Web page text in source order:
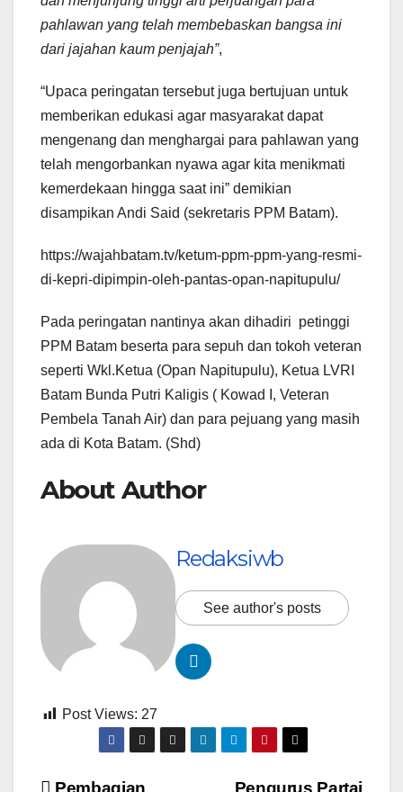
pahlawan yang telah membebaskan bangsa ini
dari jajahan kaum penjajah”,
“Upaca peringatan tersebut juga bertujuan untuk
memberikan edukasi agar masyarakat dapat
mengenang dan menghargai para pahlawan yang
telah mengorbankan nyawa agar kita menikmati
kemerdekaan hingga saat ini” demikian
disampikan Andi Said (sekretaris PPM Batam).
https://wajahbatam.tv/ketum-ppm-ppm-yang-resmi-
di-kepri-dipimpin-oleh-pantas-opan-napitupulu/
Pada peringatan nantinya akan dihadiri petinggi
PPM Batam beserta para sepuh dan tokoh veteran
seperti Wkl.Ketua (Opan Napitupulu), Ketua LVRI
Batam Bunda Putri Kaligis ( Kowad I, Veteran
Pembela Tanah Air) dan para pejuang yang masih
ada di Kota Batam. (Shd)
About Author
Redaksiwb
See author's posts
Post Views: 27
Pengurus Partai
Pembagian